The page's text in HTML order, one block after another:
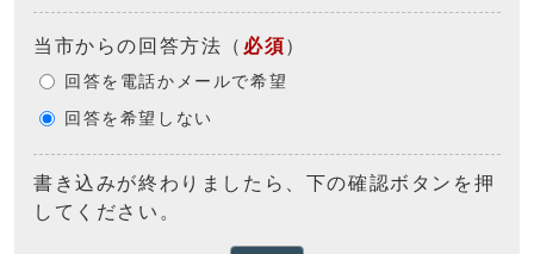
当市からの回答方法 （ 必須）
回答を電話かメールで希望
回答を希望しない
書き込みが終わりましたら、下の確認ボタンを押
してください。